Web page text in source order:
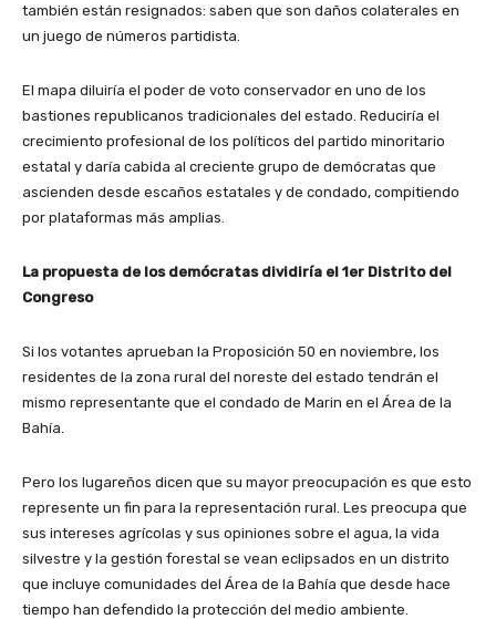
también están resignados: saben que son daños colaterales en
un juego de números partidista.
El mapa diluiría el poder de voto conservador en uno de los
bastiones republicanos tradicionales del estado. Reduciría el
crecimiento profesional de los políticos del partido minoritario
estatal y daría cabida al creciente grupo de demócratas que
ascienden desde escaños estatales y de condado, compitiendo
por plataformas más amplias.
La propuesta de los demócratas dividiría el 1er Distrito del
Congreso
Si los votantes aprueban la Proposición 50 en noviembre, los
residentes de la zona rural del noreste del estado tendrán el
mismo representante que el condado de Marin en el Área de la
Bahía.
Pero los lugareños dicen que su mayor preocupación es que esto
represente un fin para la representación rural. Les preocupa que
sus intereses agrícolas y sus opiniones sobre el agua, la vida
silvestre y la gestión forestal se vean eclipsados ​​en un distrito
que incluye comunidades del Área de la Bahía que desde hace
tiempo han defendido la protección del medio ambiente.